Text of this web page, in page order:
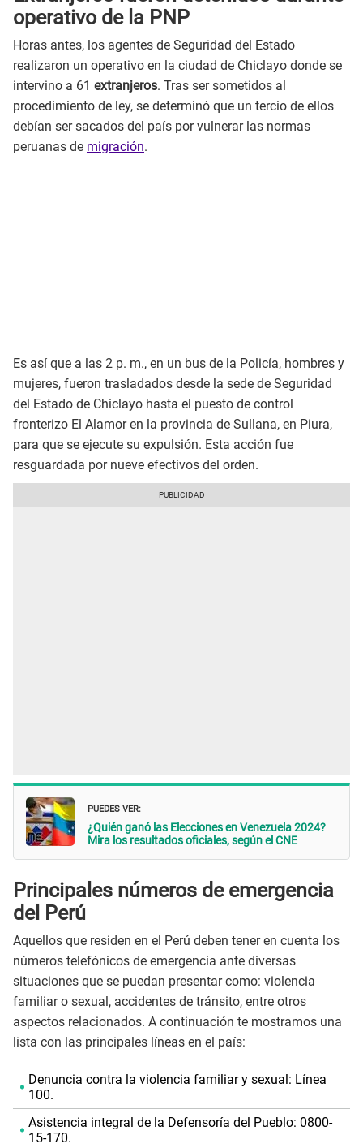
operativo de la PNP
Horas antes, los agentes de Seguridad del Estado
realizaron un operativo en la ciudad de Chiclayo donde se
intervino a 61 extranjeros. Tras ser sometidos al
procedimiento de ley, se determinó que un tercio de ellos
debían ser sacados del país por vulnerar las normas
peruanas de migración.
Es así que a las 2 p. m., en un bus de la Policía, hombres y
mujeres, fueron trasladados desde la sede de Seguridad
del Estado de Chiclayo hasta el puesto de control
fronterizo El Alamor en la provincia de Sullana, en Piura,
para que se ejecute su expulsión. Esta acción fue
resguardada por nueve efectivos del orden.
PUEDES VER:
¿Quién ganó las Elecciones en Venezuela 2024?
Mira los resultados oficiales, según el CNE
Principales números de emergencia
del Perú
Aquellos que residen en el Perú deben tener en cuenta los
números telefónicos de emergencia ante diversas
situaciones que se puedan presentar como: violencia
familiar o sexual, accidentes de tránsito, entre otros
aspectos relacionados. A continuación te mostramos una
lista con las principales líneas en el país:
Denuncia contra la violencia familiar y sexual: Línea
100.
Asistencia integral de la Defensoría del Pueblo: 0800-
15-170.